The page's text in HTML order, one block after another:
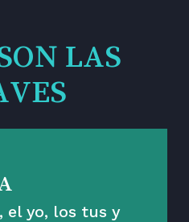
LAS
el yo, los tus y